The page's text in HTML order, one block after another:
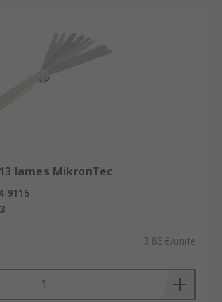
lames MikronTec
9115
3,86 €/unité